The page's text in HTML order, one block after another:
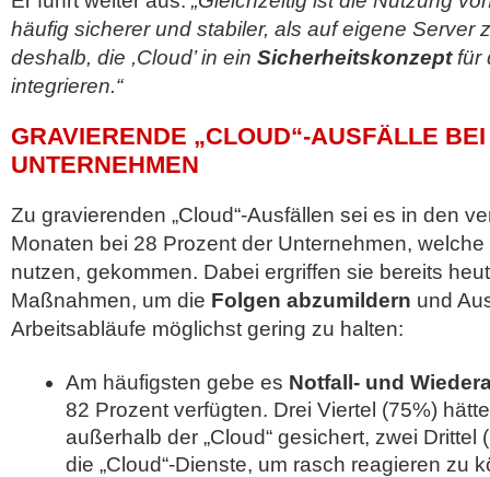
häufig sicherer und stabiler, als auf eigene Server
deshalb, die ,Cloud’ in ein Sicherheitskonzeptfür
integrieren.“
GRAVIERENDE „CLOUD“-AUSFÄLLE
UNTERNEHMEN
Zu gravierenden „Cloud“-Ausfällen sei es in den
Monaten bei 28 Prozent der Unternehmen, welche
nutzen, gekommen. Dabei ergriffen sie bereits
Maßnahmen, um die Folgen abzumildern und
Arbeitsabläufe möglichst gering zu halten:
Am häufigsten gebe es Notfall- und
82 Prozent verfügten. Drei Viertel (75%)
außerhalb der „Cloud“ gesichert, zwei Drittel
die „Cloud“-Dienste, um rasch reagieren zu